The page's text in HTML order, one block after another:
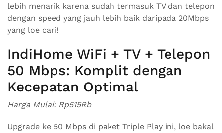
lebih menarik karena sudah termasuk TV dan telepon
dengan speed yang jauh lebih baik daripada 20Mbps
yang loe cari!
IndiHome WiFi + TV + Telepon
50 Mbps: Komplit dengan
Kecepatan Optimal
Harga Mulai: Rp515Rb
Upgrade ke 50 Mbps di paket Triple Play ini, loe bakal